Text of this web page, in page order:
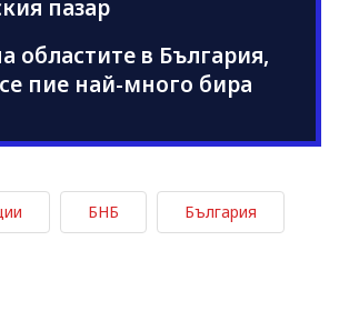
пазар
областите в България,
пие най-много бира
БНБ България